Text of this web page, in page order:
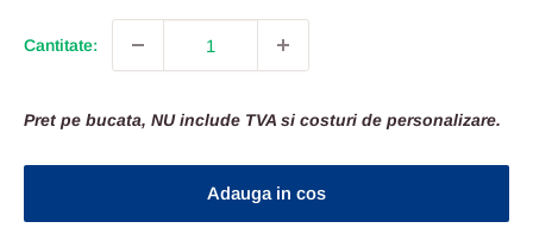
Cantitate:
Pret pe bucata, NU include TVA si costuri de personalizare.
Adauga in cos